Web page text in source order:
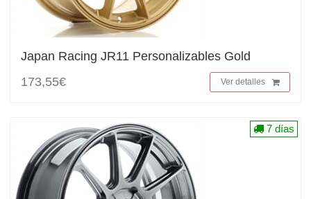
Japan Racing JR11 Personalizables Gold
173,55€
Ver detalles
7 días